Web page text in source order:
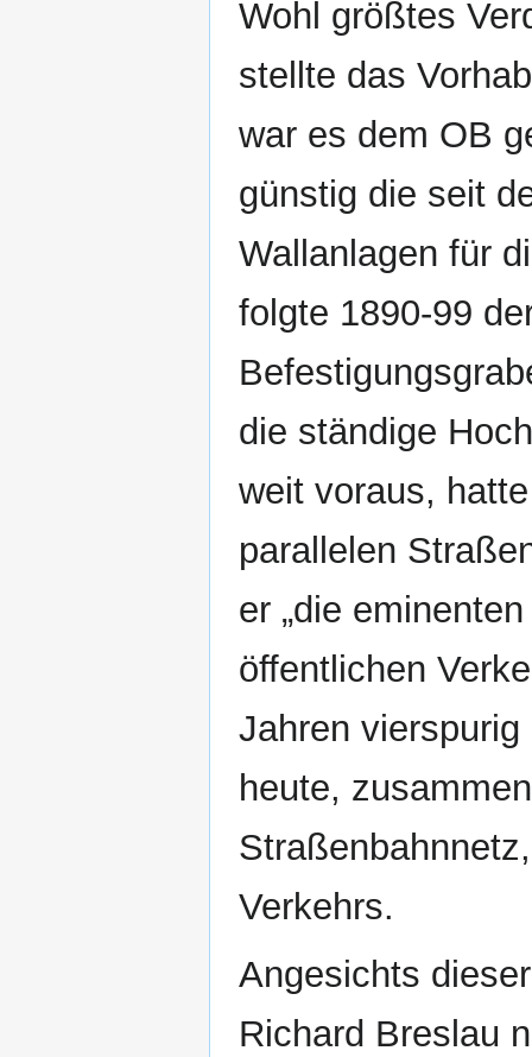
Wohl größtes
stellte das
war es dem OB
günstig die seit
Wallanlagen für
folgte 1890-99
die ständige
weit voraus,
parallelen
er „die
öffentlichen
Jahren
heute,
Verkehrs.
Angesichts
Richard Breslau